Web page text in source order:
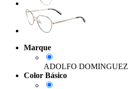
Marque
ADOLFO DOMINGUEZ
Color Básico